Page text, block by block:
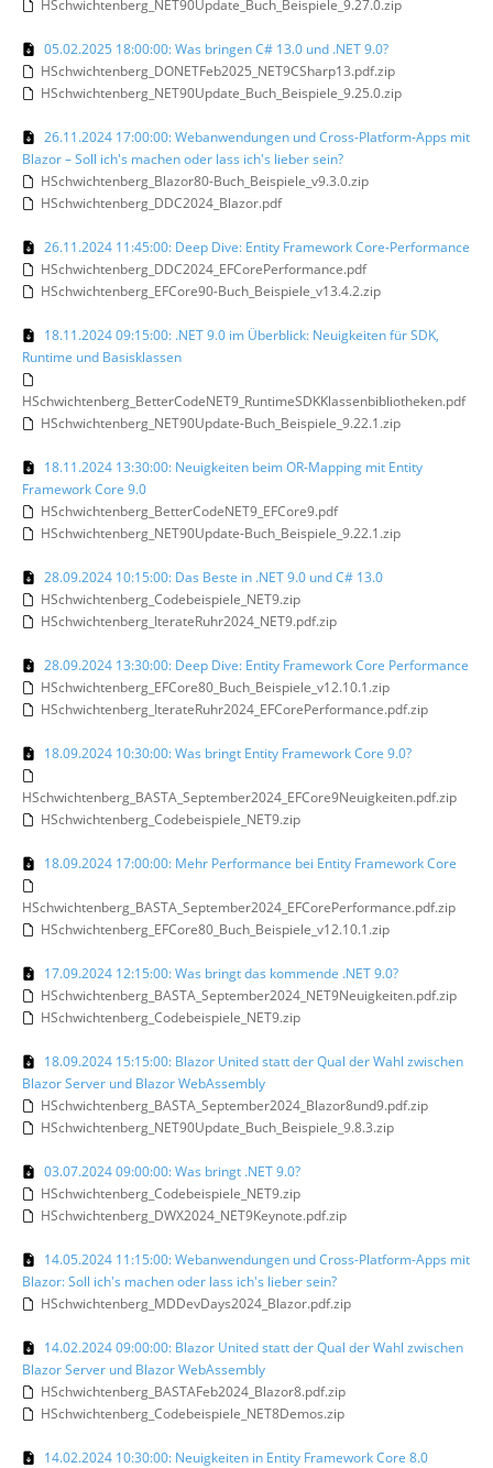
HSchwichtenberg_NET90Update_Buch_Beispiele_9.27.0.zip
05.02.2025 18:00:00: Was bringen C# 13.0 und .NET 9.0?
HSchwichtenberg_DONETFeb2025_NET9CSharp13.pdf.zip
HSchwichtenberg_NET90Update_Buch_Beispiele_9.25.0.zip
26.11.2024 17:00:00: Webanwendungen und Cross-Platform-Apps mit
Blazor – Soll ich's machen oder lass ich's lieber sein?
HSchwichtenberg_Blazor80-Buch_Beispiele_v9.3.0.zip
HSchwichtenberg_DDC2024_Blazor.pdf
26.11.2024 11:45:00: Deep Dive: Entity Framework Core-Performance
HSchwichtenberg_DDC2024_EFCorePerformance.pdf
HSchwichtenberg_EFCore90-Buch_Beispiele_v13.4.2.zip
18.11.2024 09:15:00: .NET 9.0 im Überblick: Neuigkeiten für SDK,
Runtime und Basisklassen
HSchwichtenberg_BetterCodeNET9_RuntimeSDKKlassenbibliotheken.pdf
HSchwichtenberg_NET90Update-Buch_Beispiele_9.22.1.zip
18.11.2024 13:30:00: Neuigkeiten beim OR-Mapping mit Entity
Framework Core 9.0
HSchwichtenberg_BetterCodeNET9_EFCore9.pdf
HSchwichtenberg_NET90Update-Buch_Beispiele_9.22.1.zip
28.09.2024 10:15:00: Das Beste in .NET 9.0 und C# 13.0
HSchwichtenberg_Codebeispiele_NET9.zip
HSchwichtenberg_IterateRuhr2024_NET9.pdf.zip
28.09.2024 13:30:00: Deep Dive: Entity Framework Core Performance
HSchwichtenberg_EFCore80_Buch_Beispiele_v12.10.1.zip
HSchwichtenberg_IterateRuhr2024_EFCorePerformance.pdf.zip
18.09.2024 10:30:00: Was bringt Entity Framework Core 9.0?
HSchwichtenberg_BASTA_September2024_EFCore9Neuigkeiten.pdf.zip
HSchwichtenberg_Codebeispiele_NET9.zip
18.09.2024 17:00:00: Mehr Performance bei Entity Framework Core
HSchwichtenberg_BASTA_September2024_EFCorePerformance.pdf.zip
HSchwichtenberg_EFCore80_Buch_Beispiele_v12.10.1.zip
17.09.2024 12:15:00: Was bringt das kommende .NET 9.0?
HSchwichtenberg_BASTA_September2024_NET9Neuigkeiten.pdf.zip
HSchwichtenberg_Codebeispiele_NET9.zip
18.09.2024 15:15:00: Blazor United statt der Qual der Wahl zwischen
Blazor Server und Blazor WebAssembly
HSchwichtenberg_BASTA_September2024_Blazor8und9.pdf.zip
HSchwichtenberg_NET90Update_Buch_Beispiele_9.8.3.zip
03.07.2024 09:00:00: Was bringt .NET 9.0?
HSchwichtenberg_Codebeispiele_NET9.zip
HSchwichtenberg_DWX2024_NET9Keynote.pdf.zip
14.05.2024 11:15:00: Webanwendungen und Cross-Platform-Apps mit
Blazor: Soll ich's machen oder lass ich's lieber sein?
HSchwichtenberg_MDDevDays2024_Blazor.pdf.zip
14.02.2024 09:00:00: Blazor United statt der Qual der Wahl zwischen
Blazor Server und Blazor WebAssembly
HSchwichtenberg_BASTAFeb2024_Blazor8.pdf.zip
HSchwichtenberg_Codebeispiele_NET8Demos.zip
14.02.2024 10:30:00: Neuigkeiten in Entity Framework Core 8.0